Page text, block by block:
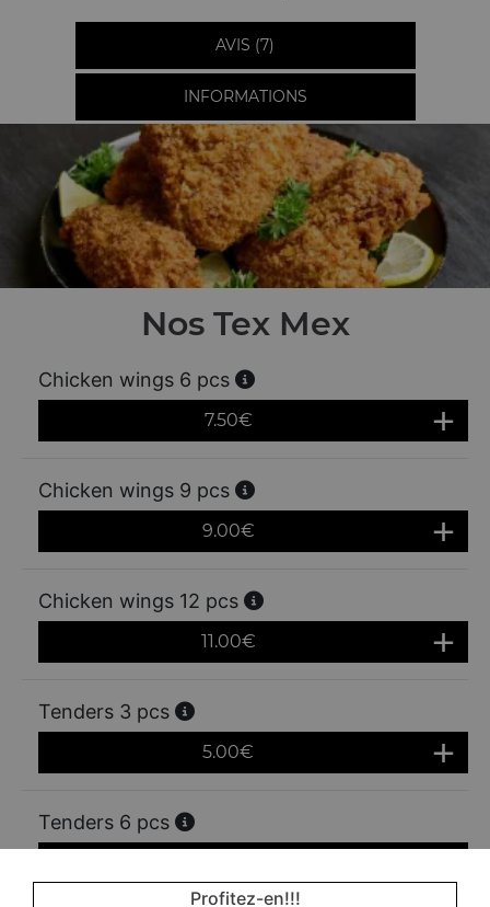
AVIS (7)
INFORMATIONS
Nos Tex Mex
Chicken wings 6 pcs
7.50€
Chicken wings 9 pcs
9.00€
Chicken wings 12 pcs
11.00€
Tenders 3 pcs
5.00€
Tenders 6 pcs
Profitez-en!!!